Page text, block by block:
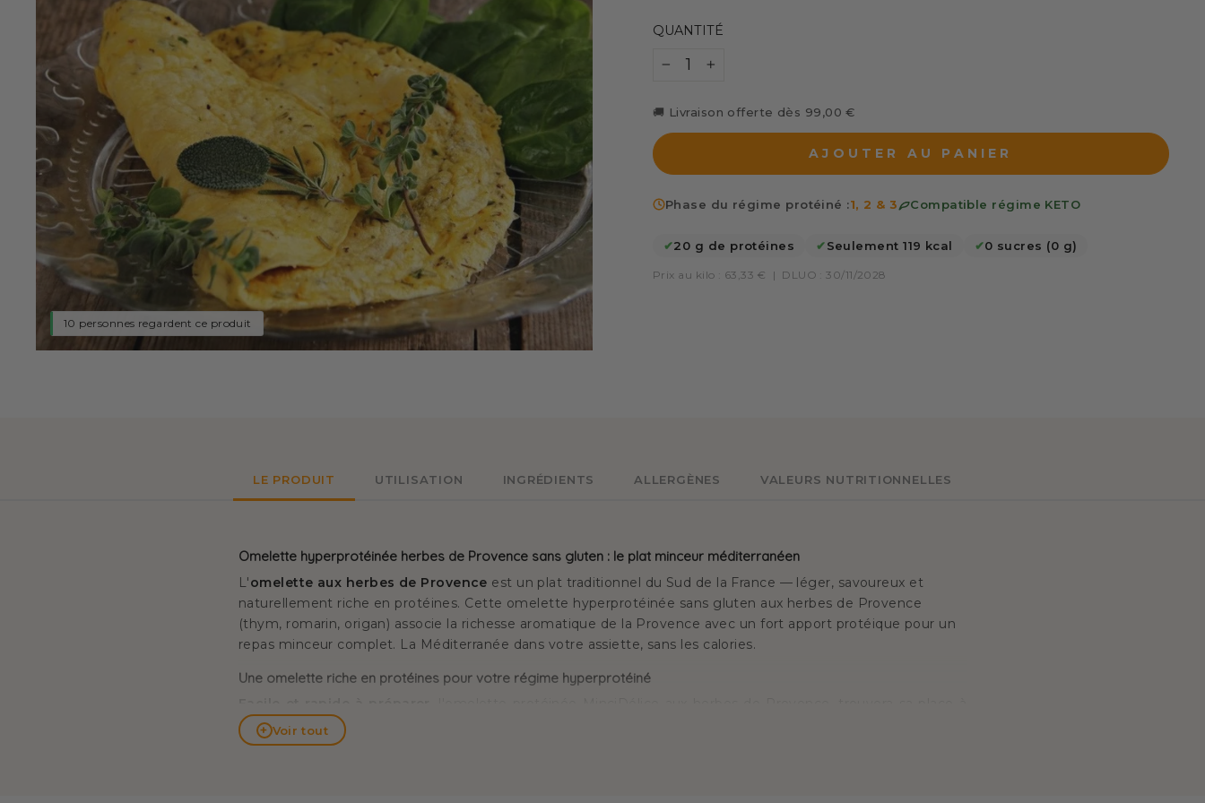
10 personnes regardent ce produit
QUANTITÉ
🚚 Livraison offerte dès 99,00 €
AJOUTER AU PANIER
Phase du régime protéiné :1, 2 & 3 Compatible régime KETO
✔20 g de protéines ✔Seulement 119 kcal ✔0 sucres (0 g)
Prix au kilo : 63,33 € | DLUO : 30/11/2028
LE PRODUIT UTILISATION INGRÉDIENTS ALLERGÈNES VALEURS NUTRITIONNELLES
Omelette hyperprotéinée herbes de Provence sans gluten : le plat minceur méditerranéen
L'omelette aux herbes de Provence est un plat traditionnel du Sud de la France — léger, savoureux et
naturellement riche en protéines. Cette omelette hyperprotéinée sans gluten aux herbes de Provence
(thym, romarin, origan) associe la richesse aromatique de la Provence avec un fort apport protéique pour un
repas minceur complet. La Méditerranée dans votre assiette, sans les calories.
Une omelette riche en protéines pour votre régime hyperprotéiné
votre table aussi bien au déjeuner qu’au dîner du
également la consommer à l’anglaise, au petit déjeuner ! Vous pouvez l’accompagner de petits légumes ou
+ Voir tout